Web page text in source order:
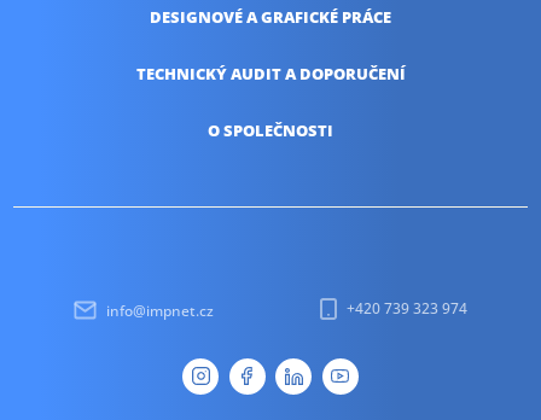
DESIGNOVÉ AGRAFICKÉ PRÁCE
TECHNICKÝ AUDITA DOPORUČENÍ
O SPOLEČNOSTI
info@impnet.cz +420 739 323 974